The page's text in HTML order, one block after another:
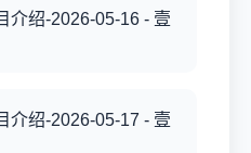
介绍-2026-05-16 - 壹
介绍-2026-05-17 - 壹